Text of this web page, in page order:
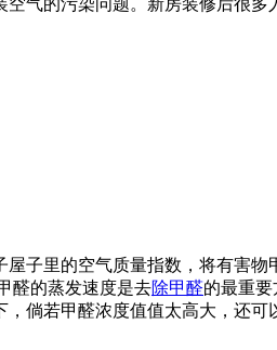
里的空气质量指数，将有害物
醛的蒸发速度是去除甲醛的最重
倘若甲醛浓度值值太高大，还